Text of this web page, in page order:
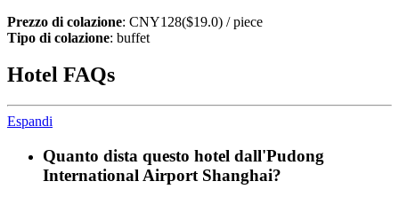
Prezzo di colazione: CNY128($19.0) / piece
Tipo di colazione: buffet
Hotel FAQs
Espandi
Quanto dista questo hotel dall'Pudong
International Airport Shanghai?